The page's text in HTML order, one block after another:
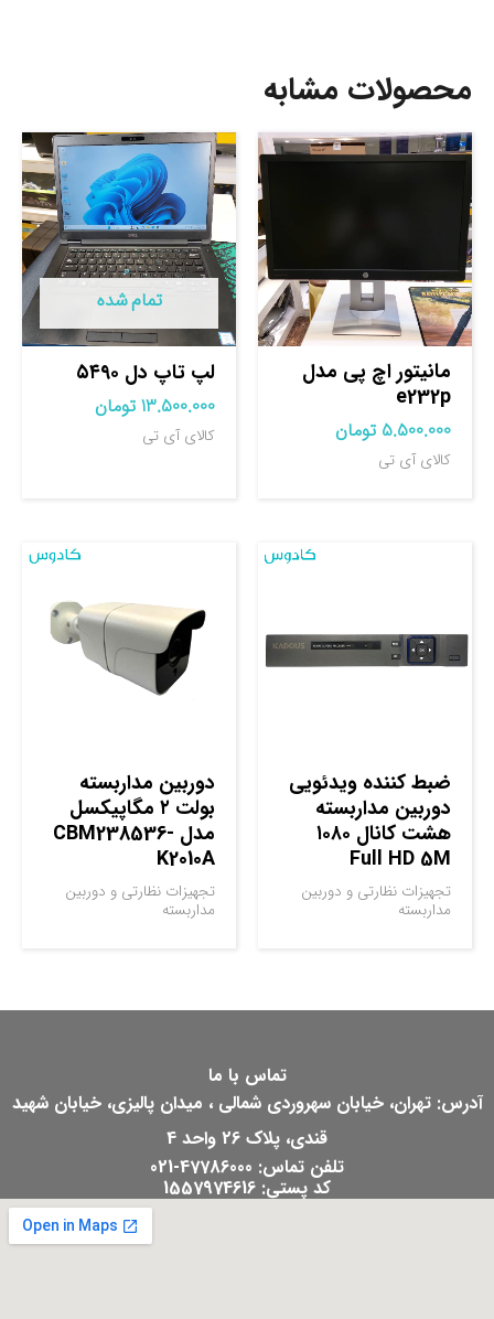
محصولات مشابه
مانیتور اچ پی مدل
e232p
5.500.000 تومان
کالای آی تی
تمام شده
لپ تاپ دل ۵۴۹۰
13.500.000 تومان
کالای آی تی
ضبط کننده ویدئویی
دوربین مداربسته
هشت کانال ۱۰۸۰
Full HD 5M
تجهیزات نظارتی و دوربین
مداربسته
دوربین مداربسته
بولت ۲ مگاپیکسل
مدل CBM238536-
K2010A
تجهیزات نظارتی و دوربین
مداربسته
تماس با ما
آدرس: تهران، خیابان سهروردی شمالی ، میدان پالیزی، خیابان شهید
قندی، پلاک 26 واحد 4
تلفن تماس: 47786000-021
کد پستی: 1557974616